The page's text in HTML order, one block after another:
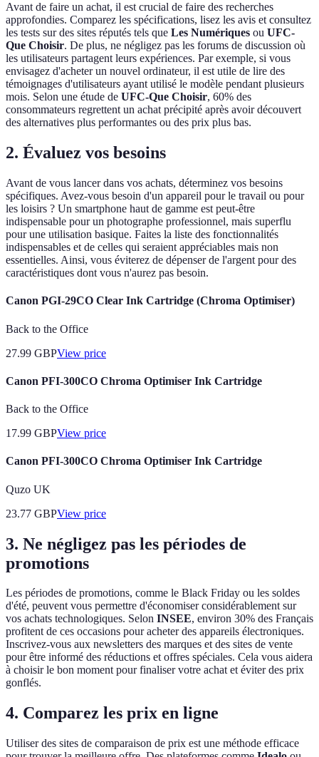
Avant de faire un achat, il est crucial de faire des recherches
approfondies. Comparez les spécifications, lisez les avis et consultez
les tests sur des sites réputés tels que Les Numériques ou UFC-
Que Choisir. De plus, ne négligez pas les forums de discussion où
les utilisateurs partagent leurs expériences. Par exemple, si vous
envisagez d'acheter un nouvel ordinateur, il est utile de lire des
témoignages d'utilisateurs ayant utilisé le modèle pendant plusieurs
mois. Selon une étude de UFC-Que Choisir, 60% des
consommateurs regrettent un achat précipité après avoir découvert
des alternatives plus performantes ou des prix plus bas.
2. Évaluez vos besoins
Avant de vous lancer dans vos achats, déterminez vos besoins
spécifiques. Avez-vous besoin d'un appareil pour le travail ou pour
les loisirs ? Un smartphone haut de gamme est peut-être
indispensable pour un photographe professionnel, mais superflu
pour une utilisation basique. Faites la liste des fonctionnalités
indispensables et de celles qui seraient appréciables mais non
essentielles. Ainsi, vous éviterez de dépenser de l'argent pour des
caractéristiques dont vous n'aurez pas besoin.
Canon PGI-29CO Clear Ink Cartridge (Chroma Optimiser)
Back to the Office
27.99 GBPView price
Canon PFI-300CO Chroma Optimiser Ink Cartridge
Back to the Office
17.99 GBPView price
Canon PFI-300CO Chroma Optimiser Ink Cartridge
Quzo UK
23.77 GBPView price
3. Ne négligez pas les périodes de
promotions
Les périodes de promotions, comme le Black Friday ou les soldes
d'été, peuvent vous permettre d'économiser considérablement sur
vos achats technologiques. Selon INSEE, environ 30% des Français
profitent de ces occasions pour acheter des appareils électroniques.
Inscrivez-vous aux newsletters des marques et des sites de vente
pour être informé des réductions et offres spéciales. Cela vous aidera
à choisir le bon moment pour finaliser votre achat et éviter des prix
gonflés.
4. Comparez les prix en ligne
Utiliser des sites de comparaison de prix est une méthode efficace